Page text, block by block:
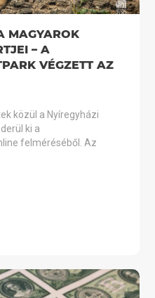
MAGYAROK
– A
VÉGZETT AZ
közül a Nyíregyházi
ki a
felméréséből. Az